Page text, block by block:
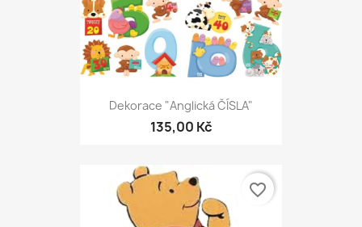
Dekorace "Anglická ČÍSLA"
135,00 Kč
favorite_border